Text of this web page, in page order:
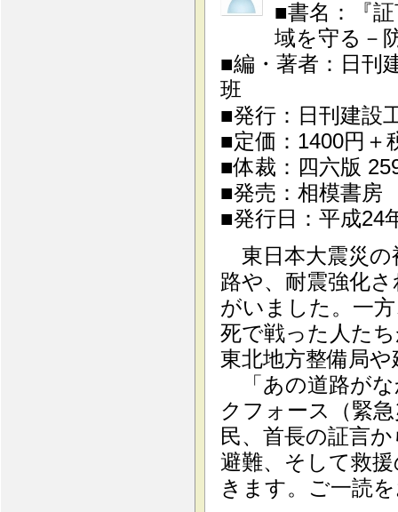
■書名：『
域を守る－
■編・著者：日刊
班
■発行：日刊建設
■定価：1400円＋
■体裁：四六版
■発売：相模書房
■発行日：平成24
東日本大震災の
路や、耐震強化
がいました。一
死で戦った人た
東北地方整備局
「あの道路がな
クフォース（緊
民、首長の証言
避難、そして救
きます。ご一読